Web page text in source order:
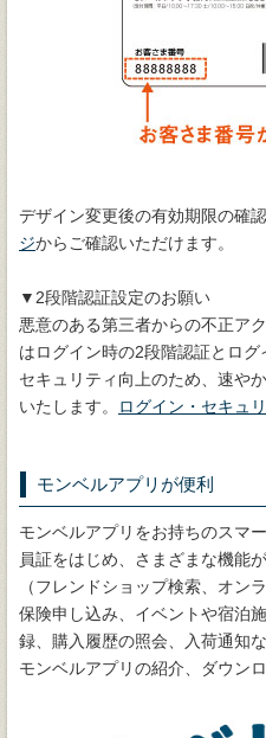
デザイン変更後の有効期限の確認
ジからご確認いただけます。
▼2段階認証設定のお願い
悪意のある第三者からの不正ア
はログイン時の2段階認証とログ
セキュリティ向上のため、速や
いたします。
ログイン・セキュ
モンベルアプリが便利
モンベルアプリをお持ちのスマ
員証をはじめ、さまざまな機能
（フレンドショップ検索、オン
保険申し込み、イベントや宿泊
録、購入履歴の照会、入荷通知な
モンベルアプリの紹介、ダウン